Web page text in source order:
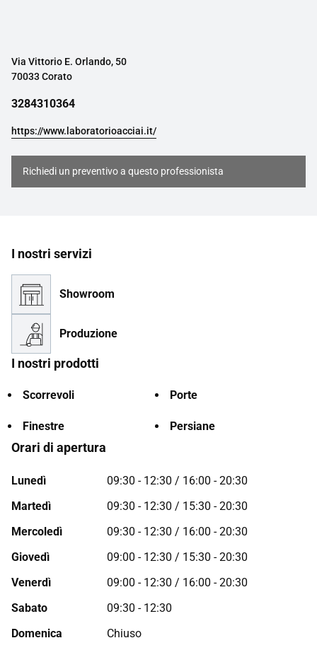
Via Vittorio E. Orlando, 50
70033 Corato
3284310364
https://www.laboratorioacciai.it/
Richiedi un preventivo a questo professionista
I nostri servizi
Showroom
Produzione
I nostri prodotti
Scorrevoli Porte
Finestre Persiane
Orari di apertura
Lunedì
09:30 - 12:30 / 16:00 - 20:30
Martedì
09:30 - 12:30 / 15:30 - 20:30
Mercoledì
09:30 - 12:30 / 16:00 - 20:30
Giovedì
09:00 - 12:30 / 15:30 - 20:30
Venerdì
09:00 - 12:30 / 16:00 - 20:30
Sabato
09:30 - 12:30
Domenica
Chiuso